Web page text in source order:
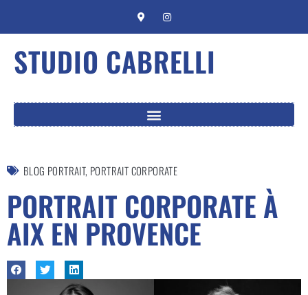
STUDIO CABRELLI
BLOG PORTRAIT, PORTRAIT CORPORATE
PORTRAIT CORPORATE À
AIX EN PROVENCE